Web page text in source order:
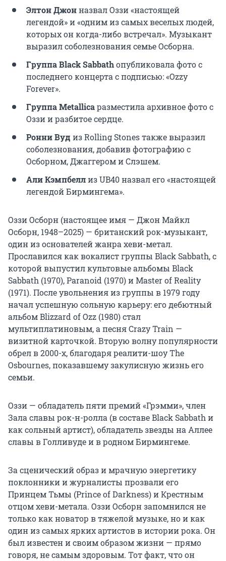
Элтон Джонназвал Оззи «настоящей
легендой» и «одним из самых веселых людей,
которых он когда-либо встречал». Музыкант
выразил соболезнования семье Осборна.
Группа Black Sabbathопубликовала фото с
последнего концерта с подписью: «Ozzy
Forever».
Группа Metallicaразместила архивное фото с
Оззи и разбитое сердце.
Ронни Вуд из Rolling Stones также выразил
соболезнования, добавив фотографию с
Осборном, Джаггером и Слэшем.
Али Кэмпбеллиз UB40 назвал его «настоящей
легендой Бирмингема».
Оззи Осборн (настоящее имя — Джон Майкл
Осборн, 1948–2025) — британский рок-музыкант,
один из основателей жанра хеви-метал.
Прославился как вокалист группы Black Sabbath, с
которой выпустил культовые альбомы Black
Sabbath (1970), Paranoid (1970) и Master of Reality
(1971). После увольнения из группы в 1979 году
начал успешную сольную карьеру: его дебютный
альбом Blizzard of Ozz (1980) стал
мультиплатиновым, а песня Crazy Train —
визитной карточкой. Вторую волну популярности
обрелв 2000-х, благодаря реалити-шоу The
Osbournes, показавшему закулисную жизнь его
семьи.
Оззи — обладатель пяти премий «Грэмми», член
Зала славы рок-н-ролла (в составе Black Sabbath и
как сольный артист), обладатель звезды на Аллее
славы в Голливуде и в родном Бирмингеме.
За сценический образ и мрачную энергетику
поклонники и журналисты прозвали его
Принцем Тьмы (Prince of Darkness) и Крестным
отцом хеви-метала. Оззи Осборн запомнился не
только как новатор в тяжелой музыке, но и как
один из самых ярких артистов в истории рока. Он
был известен и своим образом жизни — прямо
говоря, не самым здоровым. Тот факт, что он